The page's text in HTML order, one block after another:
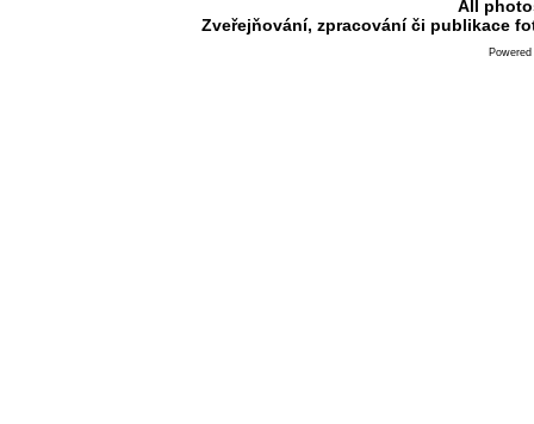
All
Zveřejňování, zpracování či publikace